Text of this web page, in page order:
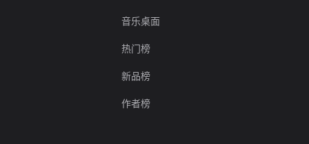
音乐桌面
热门榜
新品榜
作者榜